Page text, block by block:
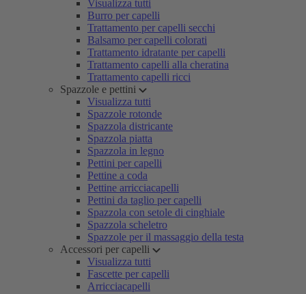
Visualizza tutti
Burro per capelli
Trattamento per capelli secchi
Balsamo per capelli colorati
Trattamento idratante per capelli
Trattamento capelli alla cheratina
Trattamento capelli ricci
Spazzole e pettini
Visualizza tutti
Spazzole rotonde
Spazzola districante
Spazzola piatta
Spazzola in legno
Pettini per capelli
Pettine a coda
Pettine arricciacapelli
Pettini da taglio per capelli
Spazzola con setole di cinghiale
Spazzola scheletro
Spazzole per il massaggio della testa
Accessori per capelli
Visualizza tutti
Fascette per capelli
Arricciacapelli